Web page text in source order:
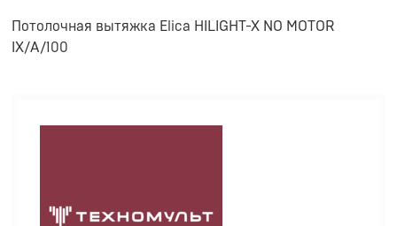
Потолочная вытяжка Elica HILIGHT-X NO MOTOR
IX/A/100